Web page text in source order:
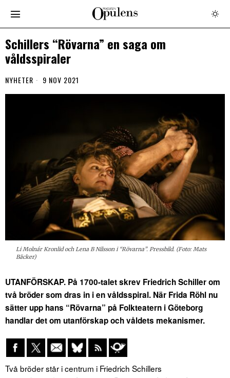
Schillers “Rövarna” en saga om
våldsspiraler
NYHETER 9 NOV 2021
Li Molnár Kronlid och Lena B Nilsson i “Rövarna”. Pressbild. (Foto: Mats
Bäcker)
UTANFÖRSKAP. På 1700-talet skrev Friedrich Schiller om
två bröder som dras in i en våldsspiral. När Frida Röhl nu
sätter upp hans “Rövarna” på Folkteatern i Göteborg
handlar det om utanförskap och våldets mekanismer.
Två bröder står i centrum i Friedrich Schillers